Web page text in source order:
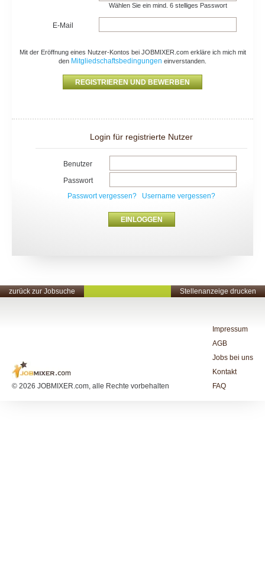
Wählen Sie ein mind. 6 stelliges Passwort
E-Mail
Mit der Eröffnung eines Nutzer-Kontos bei JOBMIXER.com erkläre ich mich mit
den Mitgliedschaftsbedingungen einverstanden.
Login für registrierte Nutzer
Benutzer
Passwort
Passwort vergessen?
Username vergessen?
zurück zur Jobsuche Stellenanzeige drucken
© 2026 JOBMIXER.com, alle Rechte vorbehalten
Impressum
AGB
Jobs bei uns
Kontakt
FAQ